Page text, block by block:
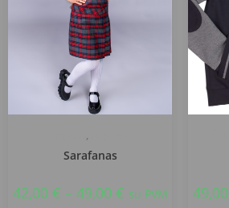
,
Sarafanas
42,00 € – 49,00 € su PVM 49,00